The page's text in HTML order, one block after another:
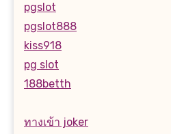
pgslot
pgslot888
kiss918
pg slot
188betth
ทางเข้า joker